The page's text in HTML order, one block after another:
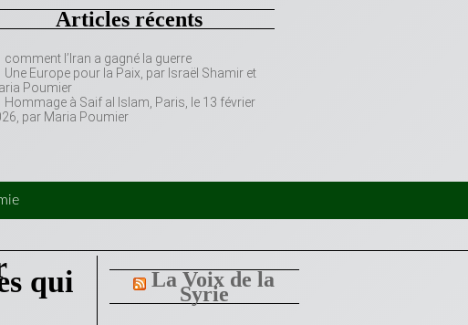
Articles récents
comment l’Iran a gagné la guerre
Une Europe pour la Paix, par Israël Shamir et
Poumier
Hommage à Saif al Islam, Paris, le 13 février
par Maria Poumier
La Voix de la
Syrie
qui